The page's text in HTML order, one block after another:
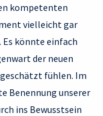
kompetenten
vielleicht gar
Es könnte einfach
der neuen
fühlen. Im
Benennung unserer
ins Bewusstsein